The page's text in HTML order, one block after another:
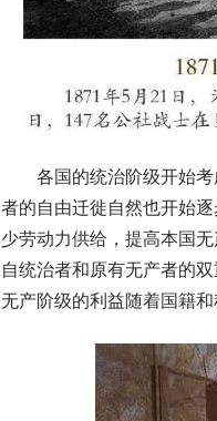
各国的统治阶级开始
者的自由迁徙自然也开始
少劳动力供给，提高本国
自统治者和原有无产者的
无产阶级的利益随着国籍和